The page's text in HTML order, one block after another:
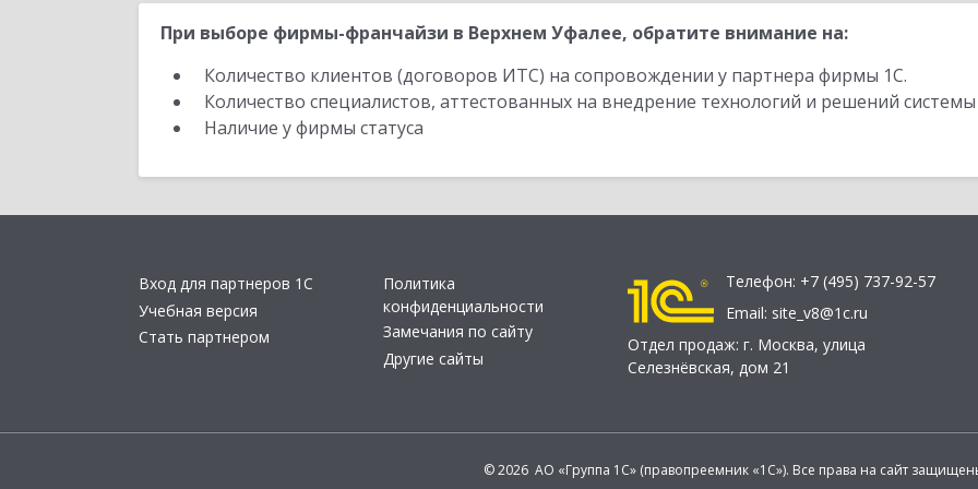
При выборе фирмы-франчайзи в Верхнем Уфалее, обратите внимание на:
Количество клиентов (договоров ИТС) на сопровождении у партнера фирмы 1С.
Количество специалистов, аттестованных на внедрение технологий и решений
Наличие у фирмы статуса
Вход для партнеров 1С
Учебная версия
Стать партнером
Политика
конфиденциальности
Замечания по сайту
Другие сайты
Телефон: +7 (495) 737-92-57
Email: site_v8@1c.ru
Отдел продаж: г. Москва, улица
Селезнёвская, дом 21
© 2026 АО «Группа 1С» (правопреемник «1С»). Все права на сайт